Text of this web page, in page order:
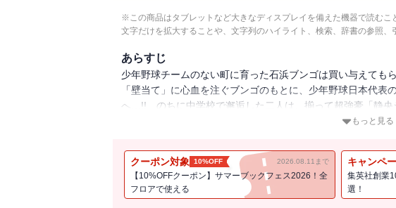
※この商品はタブレットなど大きなディスプレイを備えた機器で読むこ
文字だけを拡大することや、文字列のハイライト、検索、辞書の参照、
あらすじ
少年野球チームのない町に育った石浜ブンゴは買い与えても
「壁当て」に心血を注ぐブンゴのもとに、少年野球日本代
へ…!! のちに中学校で邂逅した二人は、揃って超強豪「静
を超える死闘、中学野球で、少年達の情熱が乱れ弾ける──!!
もっと見る
クーポン対象 10%OFF 2026.08.11まで
【10%OFFクーポン】サマーブックフェス2026！全
フロアで使える
キャンペ
集英社創業
選！